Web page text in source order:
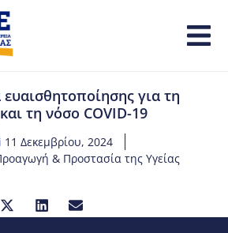
ευαισθητοποίησης για τη
τη νόσο COVID-19
11 Δεκεμβρίου, 2024
& Προστασία της Υγείας